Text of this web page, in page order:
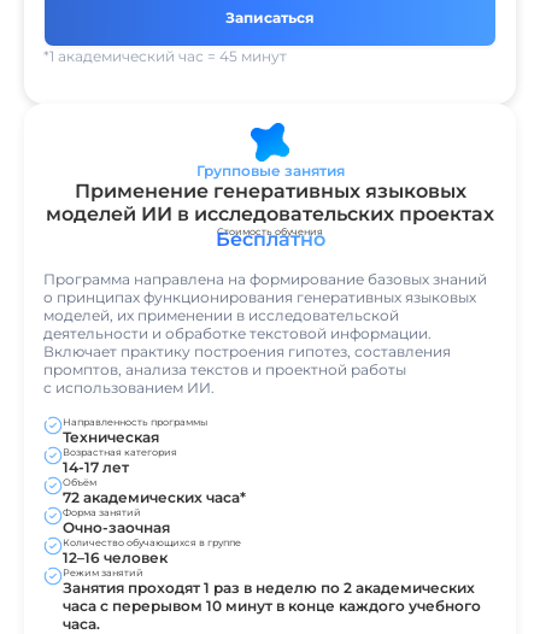
Записаться
*1 академический час = 45 минут
Групповые занятия
Применение генеративных языковых
моделей ИИ в исследовательских проектах
Стоимость обучения
Бесплатно
Программа направлена на формирование базовых знаний
о принципах функционирования генеративных языковых
моделей, их применении в исследовательской
деятельности и обработке текстовой информации.
Включает практику построения гипотез, составления
промптов, анализа текстов и проектной работы
с использованием ИИ.
Направленность программы
Техническая
Возрастная категория
14-17 лет
Объём
72 академических часа*
Форма занятий
Очно-заочная
Количество обучающихся в группе
12–16 человек
Режим занятий
Занятия проходят 1 раз в неделю по 2 академических
часа с перерывом 10 минут в конце каждого учебного
часа.